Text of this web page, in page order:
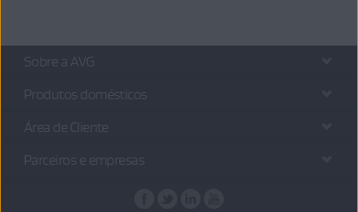
Sobre a AVG
Produtos domésticos
Área de Cliente
Parceiros e empresas